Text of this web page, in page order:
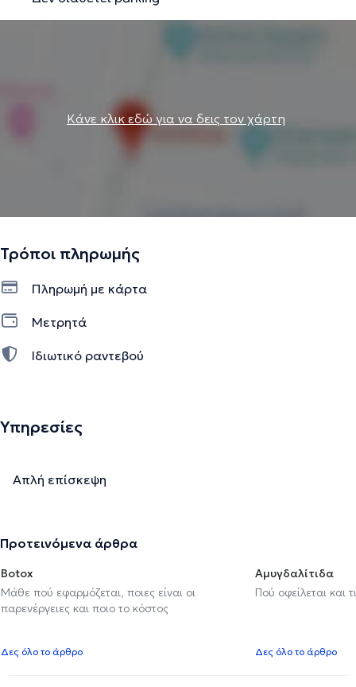
Κάνε κλικ εδώ για να δεις τον χάρτη
Τρόποι πληρωμής
Πληρωμή με κάρτα
Μετρητά
Ιδιωτικό ραντεβού
Υπηρεσίες
Απλή επίσκεψη
Προτεινόμενα άρθρα
Botox
Μάθε πού εφαρμόζεται, ποιες είναι οι
παρενέργειες και ποιο το κόστος
Δες όλο το άρθρο
Αμυγδαλίτιδα
Πού οφείλεται και
Δες όλο το άρθρο